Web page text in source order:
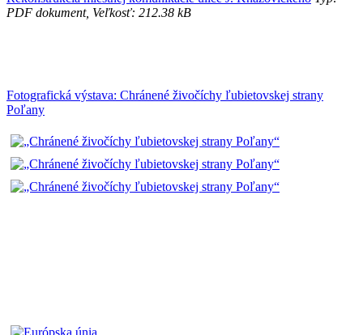
PDF dokument, Veľkosť: 212.38 kB
Fotografická výstava: Chránené živočíchy ľubietovskej strany
Poľany